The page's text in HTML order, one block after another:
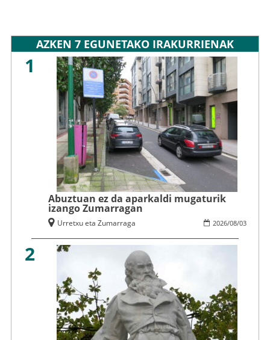
AZKEN 7 EGUNETAKO IRAKURRIENAK
1
Abuztuan ez da aparkaldi mugaturik
izango Zumarragan
2026/08/03
Urretxu eta Zumarraga
2